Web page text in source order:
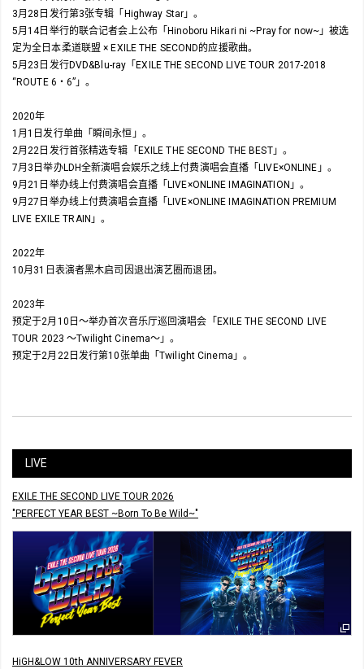
3月28日发行第3张专辑「Highway Star」。
5月14日举行的联合记者会上公布「Hinoboru Hikari ni ~Pray for now~」被选
定为全日本柔道联盟 × EXILE THE SECOND的应援歌曲。
5月23日发行DVD&Blu-ray「EXILE THE SECOND LIVE TOUR 2017-2018
“ROUTE 6・6”」。
2020年
1月1日发行单曲「瞬间永恒」。
2月22日发行首张精选专辑「EXILE THE SECOND THE BEST」。
7月3日举办LDH全新演唱会娱乐之线上付费演唱会直播「LIVE×ONLINE」。
9月21日举办线上付费演唱会直播「LIVE×ONLINE IMAGINATION」。
9月27日举办线上付费演唱会直播「LIVE×ONLINE IMAGINATION PREMIUM
LIVE EXILE TRAIN」。
2022年
10月31日表演者黑木启司因退出演艺圈而退团。
2023年
预定于2月10日～举办首次音乐厅巡回演唱会「EXILE THE SECOND LIVE
TOUR 2023 ～Twilight Cinema～」。
预定于2月22日发行第10张单曲「Twilight Cinema」。
LIVE
EXILE THE SECOND LIVE TOUR 2026
"PERFECT YEAR BEST ~Born To Be Wild~"
HiGH&LOW 10th ANNIVERSARY FEVER